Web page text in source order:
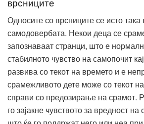
Односите со врсниците се исто така
самодовербата. Некои деца се
запознаваат странци, што е
стабилното чувство на самопочит
развива со текот на времето и е
срамежливото дете може со текот
справи со предозирање на срамот.
го зајакне чувството за вредност на